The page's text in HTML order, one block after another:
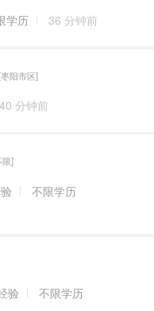
学历 36 分钟前
阳市区]
40 分钟前
限]
不限学历
验
不限学历